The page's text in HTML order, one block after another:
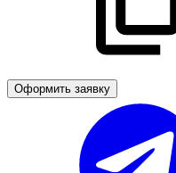
Оформить заявку